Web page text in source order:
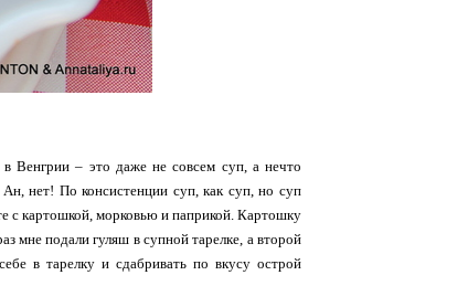
в Венгрии – это даже не совсем суп, а нечто
нет! По консистенции суп, как суп, но суп
с картошкой, морковью и паприкой. Картошку
мне подали гуляш в супной тарелке, а второй
в тарелку и сдабривать по вкусу острой